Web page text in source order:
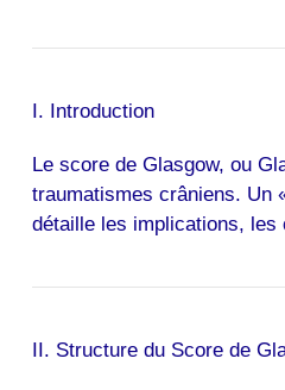
I. Introduction
Le score de Glasgow, ou
traumatismes crâniens. Un
détaille les implications, les
II. Structure du Score de